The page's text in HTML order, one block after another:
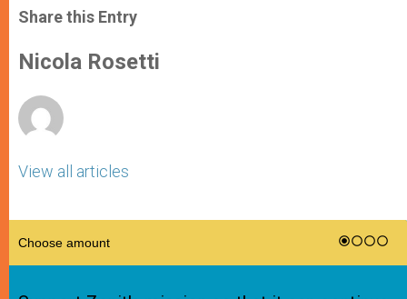
t
s
p
p
s
e
g
e
e
b
o
k
r
Share this Entry
Nicola Rosetti
View all articles